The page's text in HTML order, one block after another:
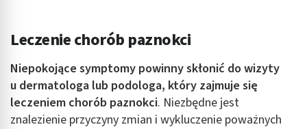
Leczenie chorób paznokci
Niepokojące symptomy powinny skłonić do wizyty
u dermatologa lub podologa, który zajmuje się
leczeniem chorób paznokci. Niezbędne jest
znalezienie przyczyny zmian i wykluczenie poważnych